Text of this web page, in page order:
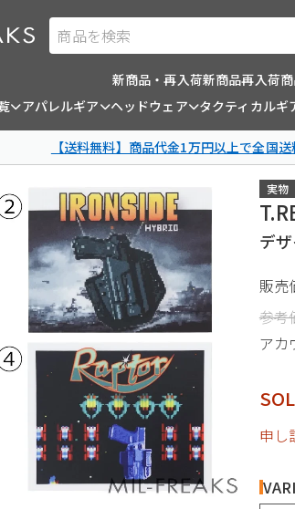
商品を検索
新商品・再入荷新商品再入荷
アパレルギア ヘッドウェア タクティカルギ
【送料無料】商品代金1万円以上で全国
実物
デ
販売
参考
アカ
申し